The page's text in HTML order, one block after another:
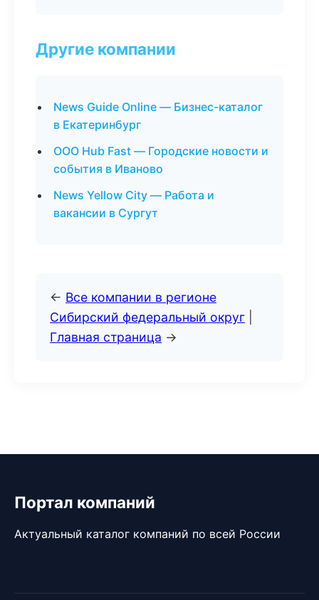
Другие компании
News Guide Online — Бизнес-каталог
в Екатеринбург
ООО Hub Fast — Городские новости и
события в Иваново
News Yellow City — Работа и
вакансии в Сургут
← Все компании в регионе
Сибирский федеральный округ
Главная страница →
Портал компаний
Актуальный каталог компаний по всей России